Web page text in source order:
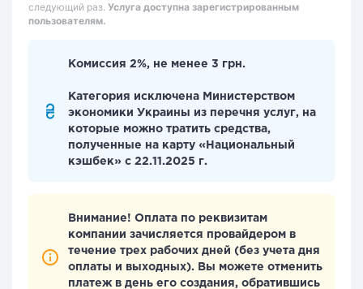
следующий раз. Услуга доступна зарегистрированным
пользователям.
Комиссия 2%, не менее 3 грн.
Категория исключена Министерством
экономики Украины из перечня услуг, на
которые можно тратить средства,
полученные на карту «Национальный
кэшбек» с 22.11.2025 г.
Внимание! Оплата по реквизитам
компании зачисляется провайдером в
течение трех рабочих дней (без учета дня
оплаты и выходных). Вы можете отменить
платеж в день его создания, обратившись